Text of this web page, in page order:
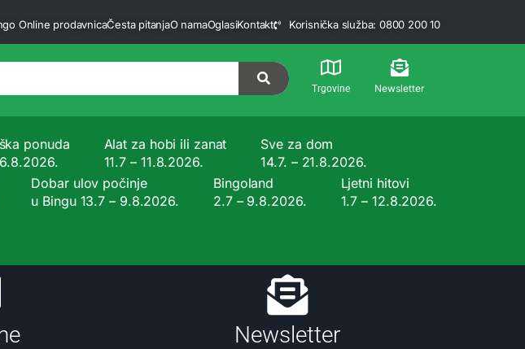
Online prodavnicaČesta pitanjaO namaOglasiKontakt Korisnička služba: 0800 200 10
Trgovine Newsletter
ponuda
Alat za hobi ili zanat
11.7 – 11.8.2026.
Sve za dom
14.7. – 21.8.2026.
Dobar ulov počinje
u Bingu 13.7 – 9.8.2026.
Bingoland
2.7 – 9.8.2026.
Ljetni hitovi
1.7 – 12.8.2026.
Newsletter